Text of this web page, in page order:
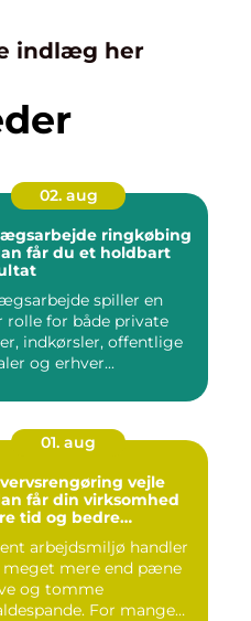
indlæg her
02. aug
ringkøbing
får du et holdbart
spiller en
rolle for både private
indkørsler, offentlige
og erhver...
01. aug
vejle
får din virksomhed
tid og bedre
arbejdsmiljø handler
mere end pæne
og tomme
For mange